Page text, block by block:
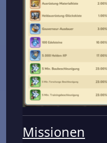
Missionen